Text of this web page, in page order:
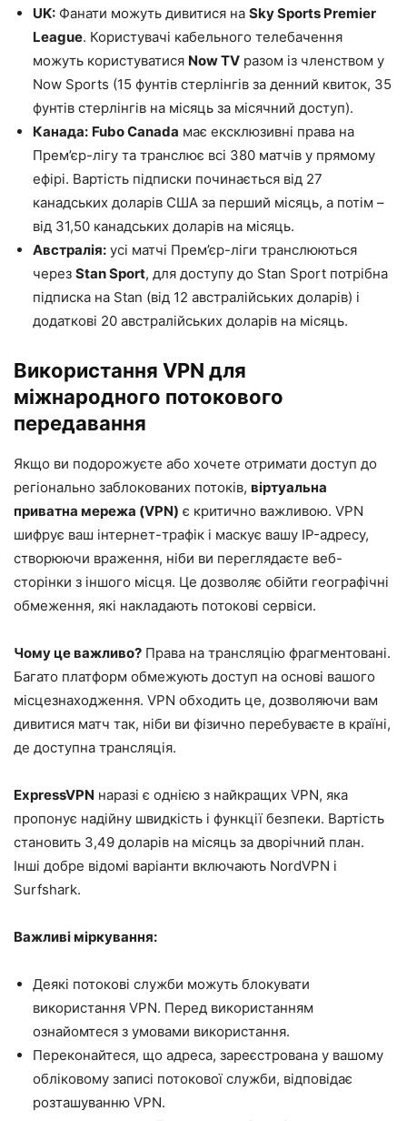
UK: Фанати можуть дивитися на Sky Sports Premier
League. Користувачі кабельного телебачення
можуть користуватися Now TV разом із членством у
Now Sports (15 фунтів стерлінгів за денний квиток, 35
фунтів стерлінгів на місяць за місячний доступ).
Канада: Fubo Canada має ексклюзивні права на
Прем’єр-лігу та транслює всі 380 матчів у прямому
ефірі. Вартість підписки починається від 27
канадських доларів США за перший місяць, а потім –
від 31,50 канадських доларів на місяць.
Австралія: усі матчі Прем’єр-ліги транслюються
через Stan Sport, для доступу до Stan Sport потрібна
підписка на Stan (від 12 австралійських доларів) і
додаткові 20 австралійських доларів на місяць.
Використання VPN для
міжнародного потокового
передавання
Якщо ви подорожуєте або хочете отримати доступ до
регіонально заблокованих потоків, віртуальна
приватна мережа (VPN) є критично важливою. VPN
шифрує ваш інтернет-трафік і маскує вашу IP-адресу,
створюючи враження, ніби ви переглядаєте веб-
сторінки з іншого місця. Це дозволяє обійти географічні
обмеження, які накладають потокові сервіси.
Чому це важливо? Права на трансляцію фрагментовані.
Багато платформ обмежують доступ на основі вашого
місцезнаходження. VPN обходить це, дозволяючи вам
дивитися матч так, ніби ви фізично перебуваєте в країні,
де доступна трансляція.
ExpressVPN наразі є однією з найкращих VPN, яка
пропонує надійну швидкість і функції безпеки. Вартість
становить 3,49 доларів на місяць за дворічний план.
Інші добре відомі варіанти включають NordVPN і
Surfshark.
Важливі міркування:
Деякі потокові служби можуть блокувати
використання VPN. Перед використанням
ознайомтеся з умовами використання.
Переконайтеся, що адреса, зареєстрована у вашому
обліковому записі потокової служби, відповідає
розташуванню VPN.